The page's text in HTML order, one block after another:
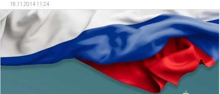
18.11.2014 11:24